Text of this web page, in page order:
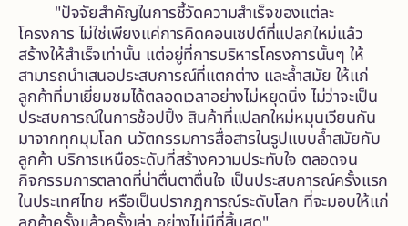
"ปัจจัยสำคัญในการชี้วัดความสำเร็จของแต่ละ
โครงการ ไม่ใช่เพียงแค่การคิดคอนเซปต์ที่แปลกใหม่แล้ว
สร้างให้สำเร็จเท่านั้น แต่อยู่ที่การบริหารโครงการนั้นๆ ให้
สามารถนำเสนอประสบการณ์ที่แตกต่าง และล้ำสมัย ให้แก่
ลูกค้าที่มาเยี่ยมชมได้ตลอดเวลาอย่างไม่หยุดนิ่ง ไม่ว่าจะเป็น
ประสบการณ์ในการช้อปปิ้ง สินค้าที่แปลกใหม่หมุนเวียนกัน
มาจากทุกมุมโลก นวัตกรรมการสื่อสารในรูปแบบล้ำสมัยกับ
ลูกค้า บริการเหนือระดับที่สร้างความประทับใจ ตลอดจน
กิจกรรมการตลาดที่น่าตื่นตาตื่นใจ เป็นประสบการณ์ครั้งแรก
ในประเทศไทย หรือเป็นปรากฎการณ์ระดับโลก ที่จะมอบให้แก่